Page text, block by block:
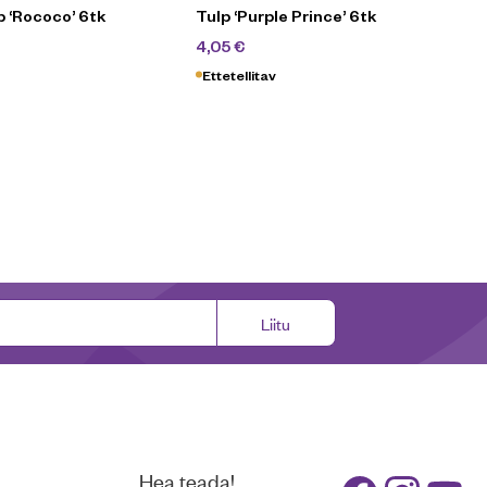
6tk
Tulp ‘Purple Prince’ 6tk
4,05€
Ettetellitav
Liitu
Hea teada!